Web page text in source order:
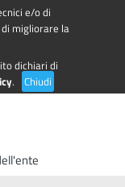
e/o di
migliorare la
dichiari di
. Chiudi
Accedi ai servizi